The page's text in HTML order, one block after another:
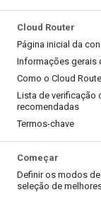
Cloud Router
Página inicial da
Informações gerais
Como o Cloud
Lista de verificação
recomendadas
Termos-chave
Começar
Definir os modos
seleção de